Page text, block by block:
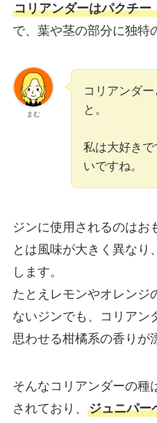
コリアンダーはパクチー
で、葉や茎の部分に独特
まむ
コリアンダ
と。
私は大好き
いですね。
ジンに使用されるのはお
とは風味が大きく異なり
します。
たとえレモンやオレンジ
ないジンでも、コリアン
思わせる柑橘系の香りが
そんなコリアンダーの種
されており、 ジュニパー